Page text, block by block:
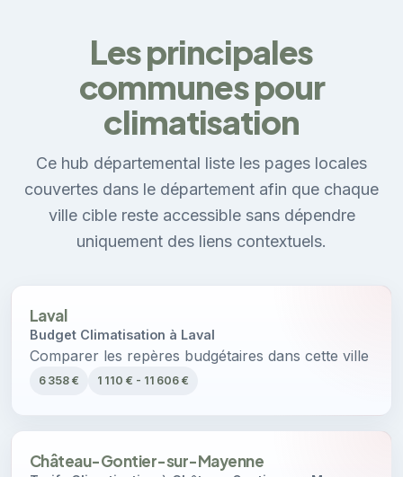
Les principales
communes pour
climatisation
Ce hub départemental liste les pages locales
couvertes dans le département afin que chaque
ville cible reste accessible sans dépendre
uniquement des liens contextuels.
Laval
Budget Climatisation à Laval
Comparer les repères budgétaires dans cette ville
6 358 € 1 110 € - 11 606 €
Château-Gontier-sur-Mayenne